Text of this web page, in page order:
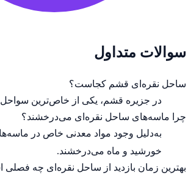
سوالات متداول
ساحل نقره‌ای قشم کجاست؟
در جزیره قشم، یکی از خاص‌ترین سواحل
چرا ماسه‌های ساحل نقره‌ای می‌درخشند؟
به‌دلیل وجود مواد معدنی خاص در ماسه‌ها
خورشید و ماه می‌درخشند.
بهترین زمان بازدید از ساحل نقره‌ای چه